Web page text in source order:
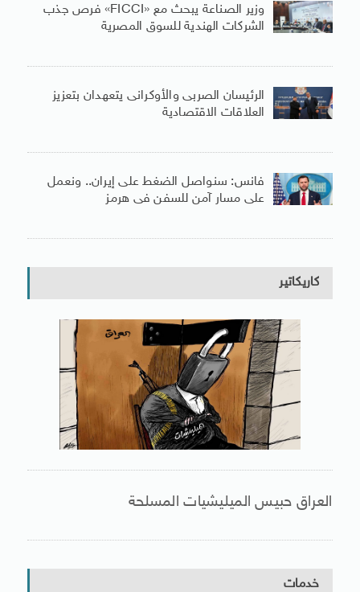
وزير الصناعة يبحث مع «FICCI» فرص جذب
الشركات الهندية للسوق المصرية
الرئيسان الصربى والأوكرانى يتعهدان بتعزيز
العلاقات الاقتصادية
فانس: سنواصل الضغط على إيران.. ونعمل
على مسار آمن للسفن فى هرمز
كاريكاتير
العراق حبيس الميليشيات المسلحة
خدمات